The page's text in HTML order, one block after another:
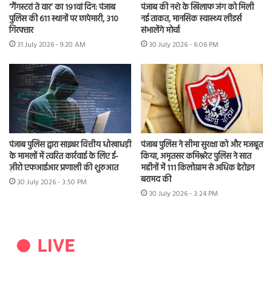
‘गैंगस्टरां ते वार’ का 191वां दिन: पंजाब
पुलिस की 611 स्थानों पर छापेमारी, 310
गिरफ्तार
31 July 2026 - 9:20 AM
पंजाब की नशे के खिलाफ जंग को मिली
नई ताकत, मानसिक स्वास्थ्य लीडर्स
संभालेंगे मोर्चा
30 July 2026 - 6:06 PM
पंजाब पुलिस द्वारा साइबर वित्तीय धोखाधड़ी
के मामलों में त्वरित कार्रवाई के लिए ई-
ज़ीरो एफआईआर प्रणाली की शुरुआत
30 July 2026 - 3:50 PM
पंजाब पुलिस ने सीमा सुरक्षा को और मजबूत
किया, अमृतसर कमिश्नरेट पुलिस ने सात
महीनों में 111 किलोग्राम से अधिक हेरोइन
बरामद की
30 July 2026 - 3:24 PM